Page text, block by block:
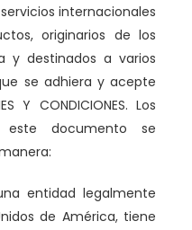
internacionales
originarios de los
y destinados a varios
se adhiera y acepte
Y CONDICIONES. Los
este documento se
una entidad legalmente
de América, tiene